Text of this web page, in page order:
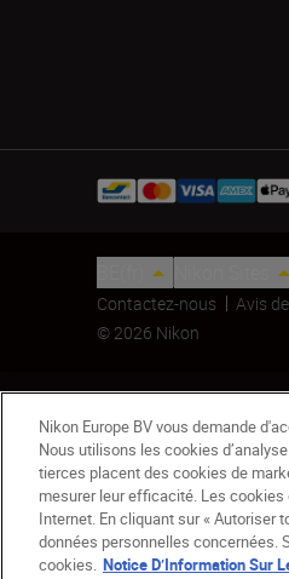
Filtre NC 77 mm
63,74 €74,99 €
Contactez-nous Avis
© 2026 Nikon
Nikon Europe BV vous demande
Nous utilisons les cookies
tierces placent des cookies de
mesurer leur efficacité. Les
Internet. En cliquant sur « Autoriser
données personnelles concernées.
cookies. Notice D’Information Sur